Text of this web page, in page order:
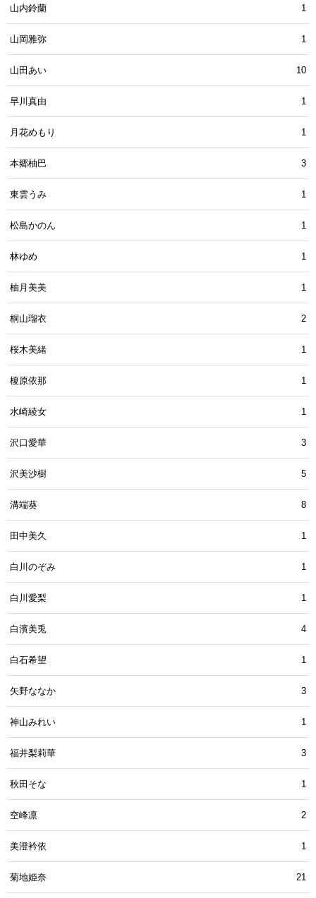
山内鈴蘭 1
山岡雅弥 1
山田あい 10
早川真由 1
月花めもり 1
本郷柚巴 3
東雲うみ 1
松島かのん 1
林ゆめ 1
柚月美美 1
桐山瑠衣 2
桜木美緒 1
榎原依那 1
水崎綾女 1
沢口愛華 3
沢美沙樹 5
溝端葵 8
田中美久 1
白川のぞみ 1
白川愛梨 1
白濱美兎 4
白石希望 1
矢野ななか 3
神山みれい 1
福井梨莉華 3
秋田そな 1
空峰凛 2
美澄衿依 1
菊地姫奈 21